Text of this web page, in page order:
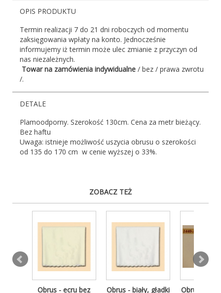
OPIS PRODUKTU
Termin realizacji 7 do 21 dni roboczych od momentu
zaksięgowania wpłaty na konto. Jednocześnie
informujemy iż termin może ulec zmianie z przyczyn od
nas niezależnych.
Towar na zamówienia indywidualne / bez / prawa zwrotu
/.
DETALE
Plamoodporny. Szerokość 130cm. Cena za metr bieżący.
Bez haftu
Uwaga: istnieje możliwość uszycia obrusu o szerokości
od 135 do 170 cm w cenie wyższej o 33%.
ZOBACZ TEŻ
Obrus - ecru bez Obrus - biały, gładki Obrus z